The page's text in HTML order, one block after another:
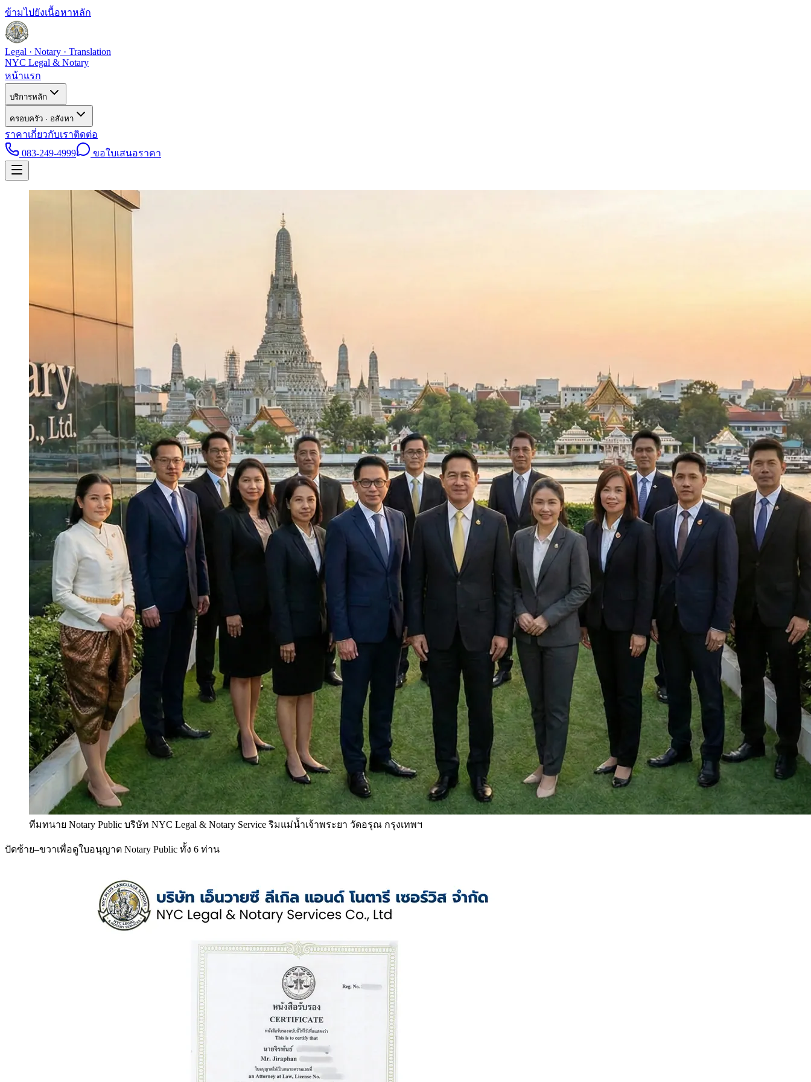
ข้ามไปยังเนื้อหาหลัก
Legal · Notary · Translation
NYC Legal & Notary
หน้าแรก
บริการหลัก
ครอบครัว · อสังหา
ราคาเกี่ยวกับเราติดต่อ
083-249-4999
ขอใบเสนอราคา
ทีมทนาย Notary Public บริษัท NYC Legal & Notary Service ริมแม่น้ำเจ้าพระยา วัดอรุณ กรุงเทพฯ
ปัดซ้าย–ขวาเพื่อดูใบอนุญาต Notary Public ทั้ง 6 ท่าน